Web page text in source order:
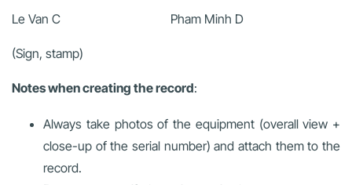
Le Van C Pham Minh D
(Sign, stamp)
Notes when creating the record:
Always take photos of the equipment (overall view +
close-up of the serial number) and attach them to the
record.